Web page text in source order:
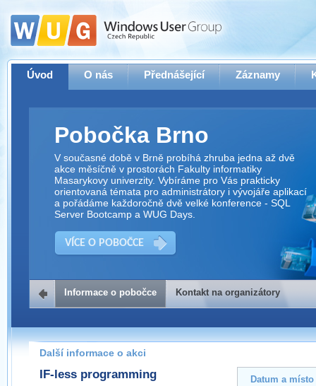
Úvod O nás Přednášející Záznamy
Pobočka Brno
V současné době v Brně probíhá zhruba jedna až dvě
akce měsíčně v prostorách Fakulty informatiky
Masarykovy univerzity. Vybíráme pro Vás prakticky
orientovaná témata pro administrátory i vývojáře aplikací
a pořádáme každoročně dvě velké konference - SQL
Server Bootcamp a WUG Days.
VÍCE O POBOČCE
Kontakt na organizátory
Pokud máte jakýkoliv dotaz na organizátory této akce,
prosím neváhejte nás kontaktovat na e-mailu:
brno@wug.cz
Informace o pobočce Kontakt na organizátory
Další informace o akci
IF-less programming Datum a